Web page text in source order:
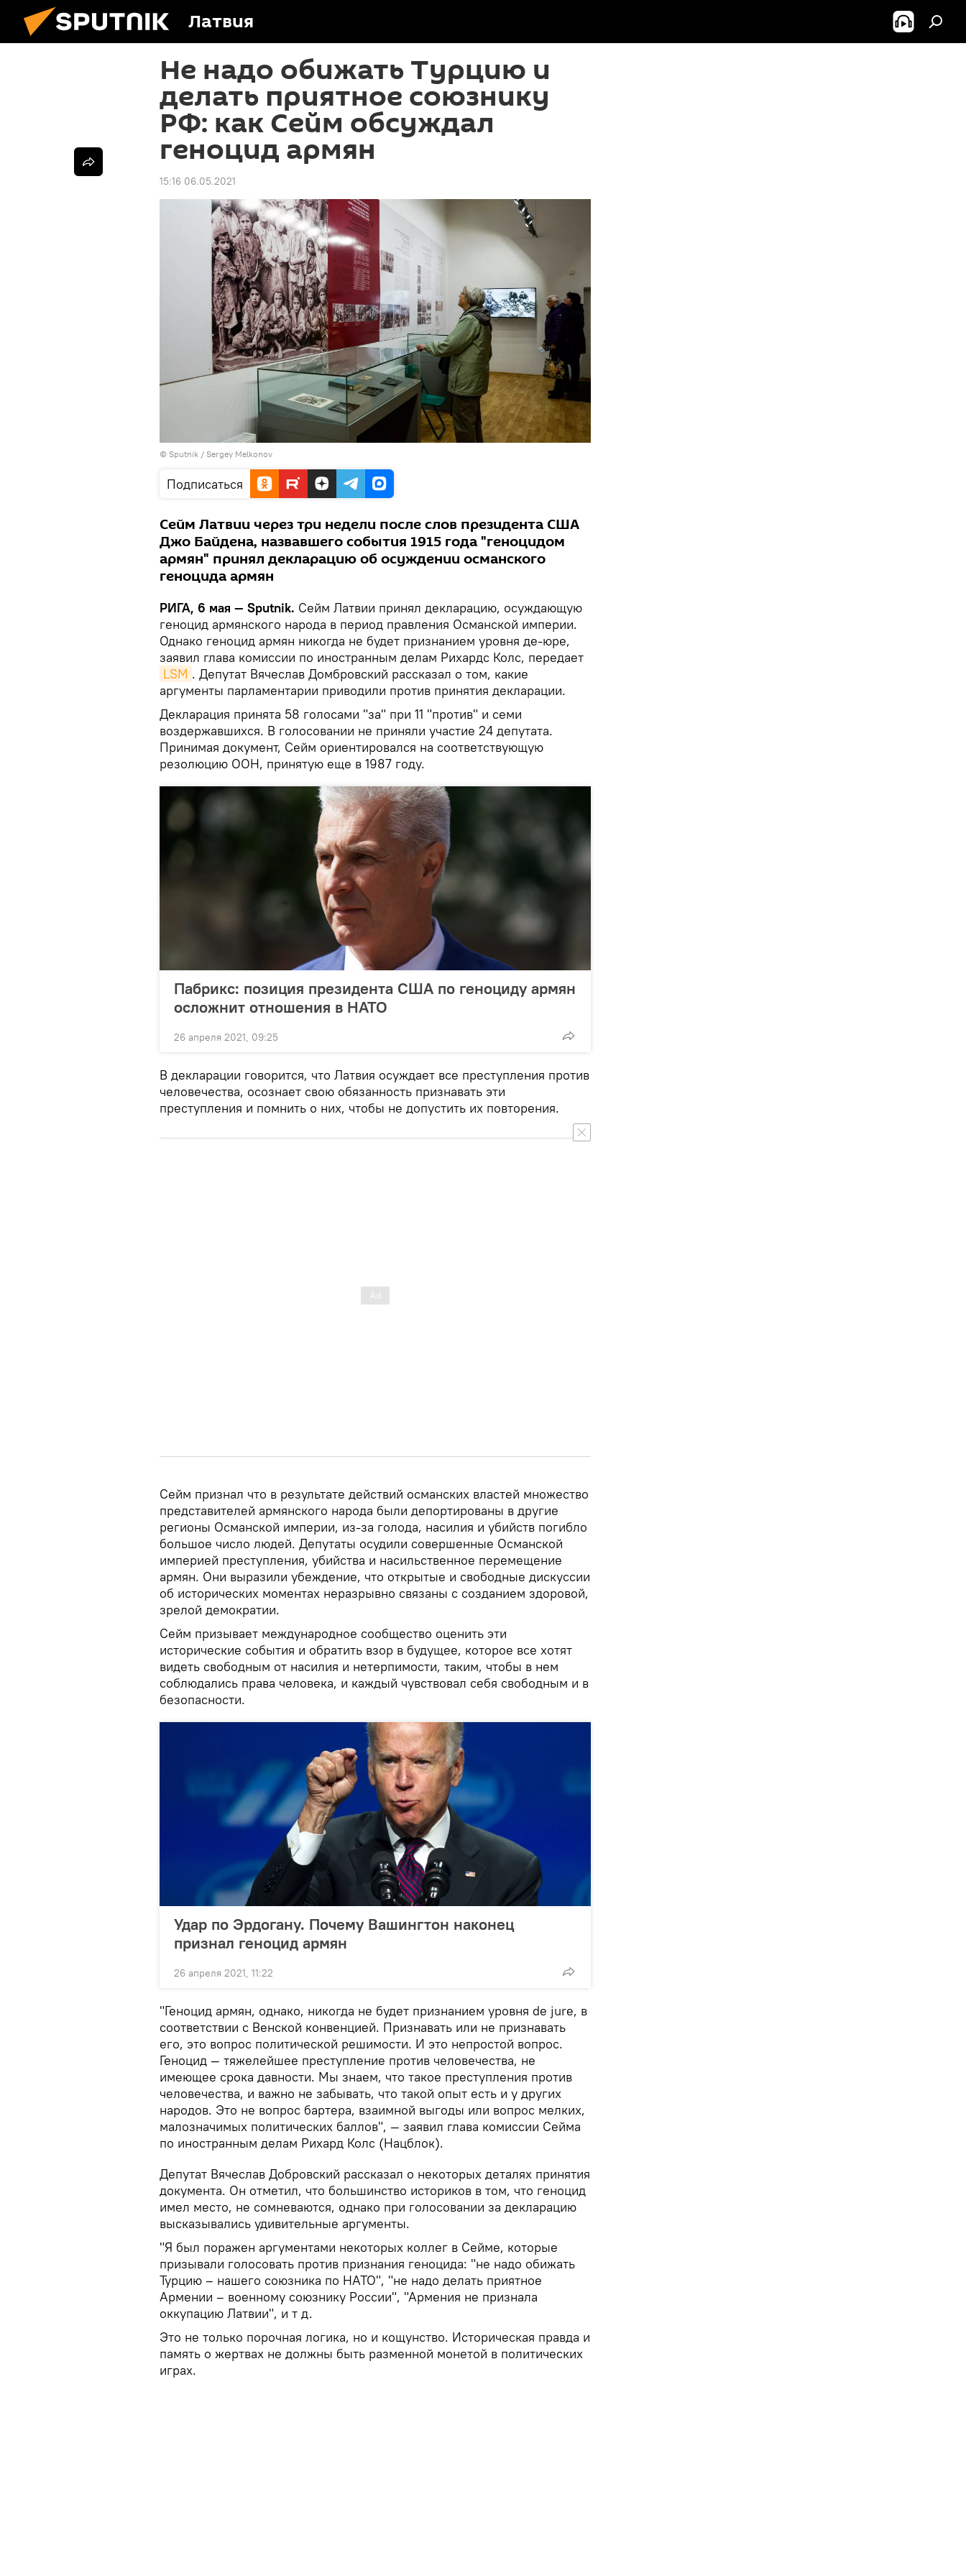
Латвия
Не надо обижать Турцию и
делать приятное союзнику
РФ: как Сейм обсуждал
геноцид армян
15:16 06.05.2021
© Sputnik / Sergey Melkonov
Подписаться
Сейм Латвии через три недели после слов президента США
Джо Байдена, назвавшего события 1915 года "геноцидом
армян" принял декларацию об осуждении османского
геноцида армян
РИГА, 6 мая — Sputnik. Сейм Латвии принял декларацию, осуждающую
геноцид армянского народа в период правления Османской империи.
Однако геноцид армян никогда не будет признанием уровня де-юре,
заявил глава комиссии по иностранным делам Рихардс Колс, передает
LSM . Депутат Вячеслав Домбровский рассказал о том, какие
аргументы парламентарии приводили против принятия декларации.
Декларация принята 58 голосами "за" при 11 "против" и семи
воздержавшихся. В голосовании не приняли участие 24 депутата.
Принимая документ, Сейм ориентировался на соответствующую
резолюцию ООН, принятую еще в 1987 году.
Пабрикс: позиция президента США по геноциду армян
осложнит отношения в НАТО
26 апреля 2021, 09:25
В декларации говорится, что Латвия осуждает все преступления против
человечества, осознает свою обязанность признавать эти
преступления и помнить о них, чтобы не допустить их повторения.
Сейм признал что в результате действий османских властей множество
представителей армянского народа были депортированы в другие
регионы Османской империи, из-за голода, насилия и убийств погибло
большое число людей. Депутаты осудили совершенные Османской
империей преступления, убийства и насильственное перемещение
армян. Они выразили убеждение, что открытые и свободные дискуссии
об исторических моментах неразрывно связаны с созданием здоровой,
зрелой демократии.
Сейм призывает международное сообщество оценить эти
исторические события и обратить взор в будущее, которое все хотят
видеть свободным от насилия и нетерпимости, таким, чтобы в нем
соблюдались права человека, и каждый чувствовал себя свободным и в
безопасности.
Удар по Эрдогану. Почему Вашингтон наконец
признал геноцид армян
26 апреля 2021, 11:22
"Геноцид армян, однако, никогда не будет признанием уровня de jure, в
соответствии с Венской конвенцией. Признавать или не признавать
его, это вопрос политической решимости. И это непростой вопрос.
Геноцид — тяжелейшее преступление против человечества, не
имеющее срока давности. Мы знаем, что такое преступления против
человечества, и важно не забывать, что такой опыт есть и у других
народов. Это не вопрос бартера, взаимной выгоды или вопрос мелких,
малозначимых политических баллов", — заявил глава комиссии Сейма
по иностранным делам Рихард Колс (Нацблок).
Депутат Вячеслав Добровский рассказал о некоторых деталях принятия
документа. Он отметил, что большинство историков в том, что геноцид
имел место, не сомневаются, однако при голосовании за декларацию
высказывались удивительные аргументы.
"Я был поражен аргументами некоторых коллег в Сейме, которые
призывали голосовать против признания геноцида: "не надо обижать
Турцию – нашего союзника по НАТО", "не надо делать приятное
Армении – военному союзнику России", "Армения не признала
оккупацию Латвии", и т д.
Это не только порочная логика, но и кощунство. Историческая правда и
память о жертвах не должны быть разменной монетой в политических
играх.